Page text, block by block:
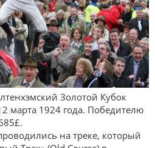
Золотой Кубок
марта 1924 года. Победителю
на треке, который